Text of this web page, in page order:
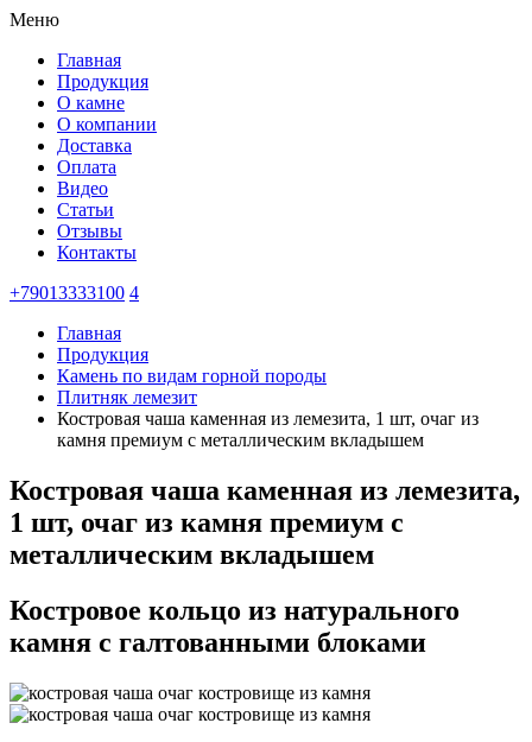
Меню
Главная
Продукция
О камне
О компании
Доставка
Оплата
Видео
Статьи
Отзывы
Контакты
+79013333100 4
Главная
Продукция
Камень по видам горной породы
Плитняк лемезит
Костровая чаша каменная из лемезита, 1 шт, очаг из
камня премиум с металлическим вкладышем
Костровая чаша каменная из лемезита,
1 шт, очаг из камня премиум с
металлическим вкладышем
Костровое кольцо из натурального
камня с галтованными блоками